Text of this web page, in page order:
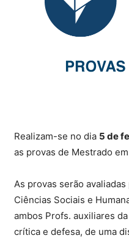
Realizam-se no dia 5 de
as provas de Mestrado
As provas serão
Ciências Sociais e
ambos Profs. auxiliares
crítica e defesa, de uma